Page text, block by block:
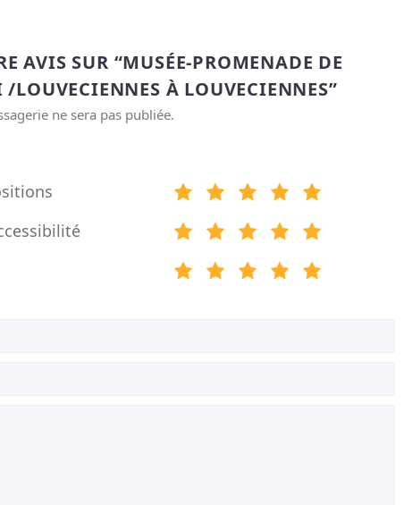
AVIS SUR “MUSÉE-PROMENADE DE
/LOUVECIENNES À LOUVECIENNES”
ne sera pas publiée.